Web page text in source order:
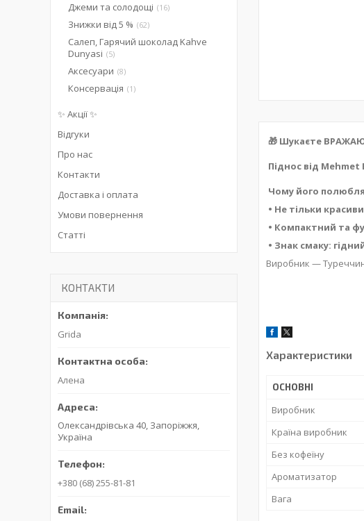
🎁 Шукаєте
Піднос від
Чому його
• Не тільки
• Компактний та
• Знак смаку:
Виробник —
Характеристики
ОСНОВНІ
Виробник
Країна виробник
Без кофеїну
Ароматизатор
Вага
Джеми та солодощі 16
Знижки від 5 % 62
Салеп, Гарячий шоколад Kahve
Dunyasi
5
Аксесуари 8
Консервація 1
✨ Акції ✨
Відгуки
Про нас
Контакти
Доставка і оплата
Умови повернення
Статті
КОНТАКТИ
Grida
Алена
Олександрівська 40, Запоріжжя,
Україна
+380 (68) 255-81-81